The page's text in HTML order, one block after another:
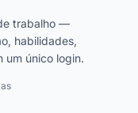
trabalho —
habilidades,
um único login.